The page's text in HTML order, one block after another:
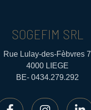
SOGEFIM SRL
Rue Lulay-des-Fèbvres 7
4000 LIEGE
BE- 0434.279.292